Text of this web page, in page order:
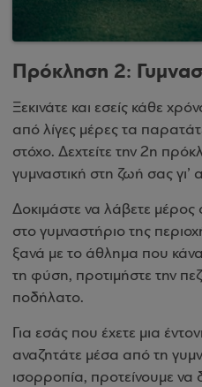
Πρόκληση 2:
Ξεκινάτε και εσείς κάθε
από λίγες μέρες τα
στόχο. Δεχτείτε την 2η
γυμναστική στη ζωή σας γι’
Δοκιμάστε να λάβετε
στο γυμναστήριο της
ξανά με το άθλημα που
τη φύση, προτιμήστε την
ποδήλατο.
Για εσάς που έχετε μια
αναζητάτε μέσα από τη
ισορροπία, προτείνουμε να